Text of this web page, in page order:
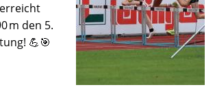
m den 5.
💪🎯